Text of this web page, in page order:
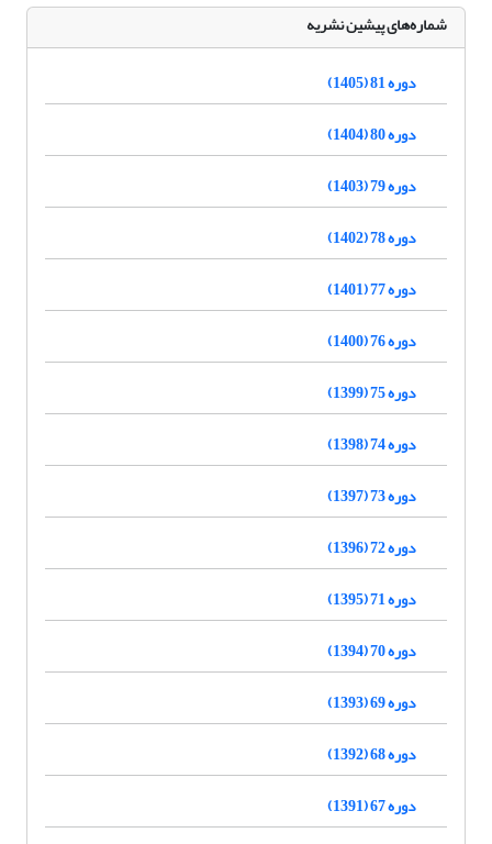
شماره‌های پیشین نشریه
دوره 81 (1405)
دوره 80 (1404)
دوره 79 (1403)
دوره 78 (1402)
دوره 77 (1401)
دوره 76 (1400)
دوره 75 (1399)
دوره 74 (1398)
دوره 73 (1397)
دوره 72 (1396)
دوره 71 (1395)
دوره 70 (1394)
دوره 69 (1393)
دوره 68 (1392)
دوره 67 (1391)